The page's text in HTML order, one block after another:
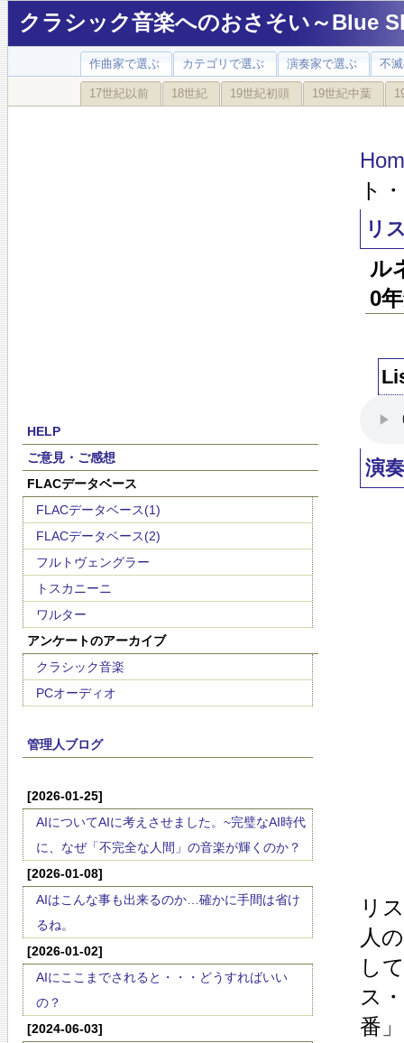
クラシック音楽へのおさそい～Blue
作曲家で選ぶ カテゴリで選ぶ 演奏家で選ぶ 不
17世紀以前 18世紀 19世紀初頭 19世紀中葉
HELP
ご意見・ご感想
FLACデータベース
FLACデータベース(1)
FLACデータベース(2)
フルトヴェングラー
トスカニーニ
ワルター
アンケートのアーカイブ
クラシック音楽
PCオーディオ
管理人ブログ
[2026-01-25]
AIについてAIに考えさせました。~完璧なAI時代
に、なぜ「不完全な人間」の音楽が輝くのか？
[2026-01-08]
AIはこんな事も出来るのか…確かに手間は省け
るね。
[2026-01-02]
AIにここまでされると・・・どうすればいい
の？
[2024-06-03]
ト
リ
ル
0
演
リ
人
し
ス
番